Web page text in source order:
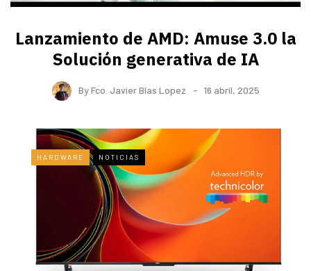
Lanzamiento de AMD: Amuse 3.0 la
Solución generativa de IA
ByFco. Javier Blas Lopez 16 abril, 2025
HARDWARE NOTICIAS